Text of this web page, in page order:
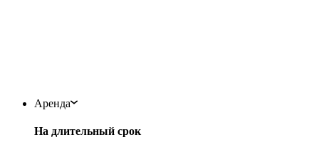
Аренда
На длительный срок